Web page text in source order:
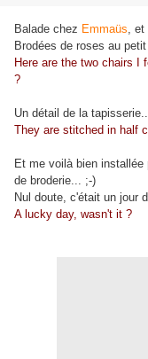
Balade chez Emmaüs, et
Brodées de roses au
Here are the two chairs I
?
Un détail de la
They are stitched in half
Et me voilà bien
de broderie... ;-)
Nul doute, c'était un jour
A lucky day, wasn't it ?